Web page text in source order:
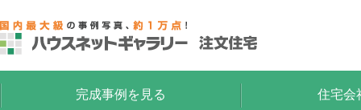
完成事例を見る 住宅会